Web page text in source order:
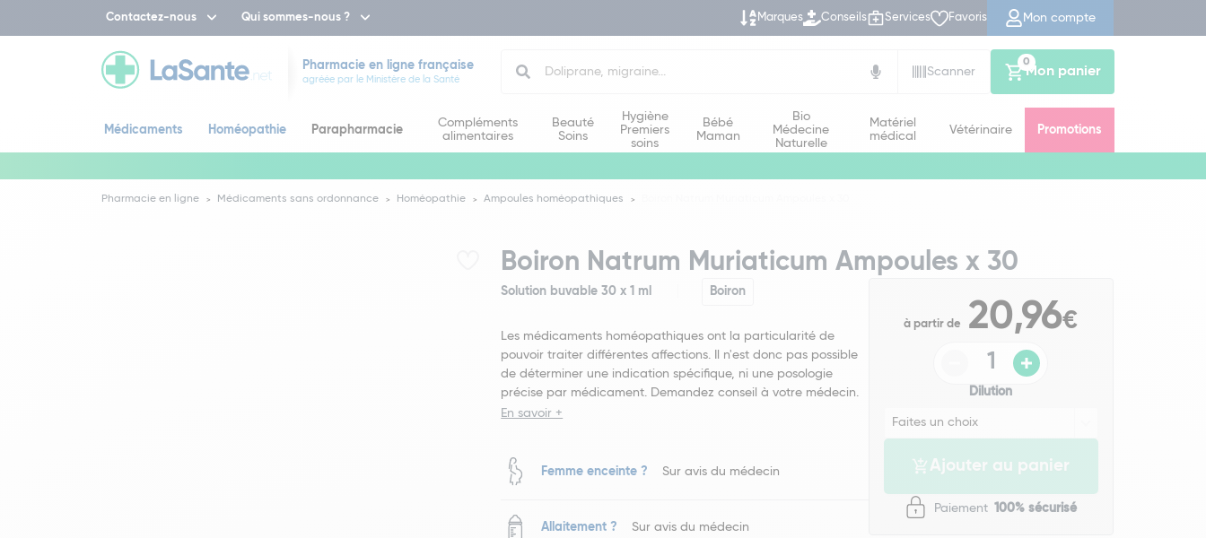
Contactez-nous Qui sommes-nous ? Marques Conseils Services Favoris Mon compte
Pharmacie en ligne française
agréée par le Ministère de la Santé
Scanner
Mon panier
0
Médicaments Homéopathie Parapharmacie
Compléments
alimentaires
Beauté
Soins
Hygiène
Premiers
soins
Bébé
Maman
Bio
Médecine
Naturelle
Matériel
médical
Vétérinaire Promotions
Pharmacie en ligne Médicaments sans ordonnance Homéopathie Ampoules homéopathiques
Boiron Natrum Muriaticum Ampoules x 30
Solution buvable 30 x 1 ml Boiron
Les médicaments homéopathiques ont la particularité de
pouvoir traiter différentes affections. Il n'est donc pas possible
de déterminer une indication spécifique, ni une posologie
précise par médicament. Demandez conseil à votre médecin.
En savoir +
Femme enceinte ? Sur avis du médecin
Allaitement ? Sur avis du médecin
à partir de 20,96€
Dilution
Ajouter au panier
Paiement 100% sécurisé